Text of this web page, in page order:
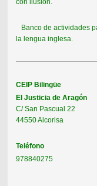
con ilusión.
Banco de actividades
la lengua inglesa.
CEIP Bilingüe
El Justicia de Aragón
C/ San Pascual 22
44550 Alcorisa
Teléfono
978840275